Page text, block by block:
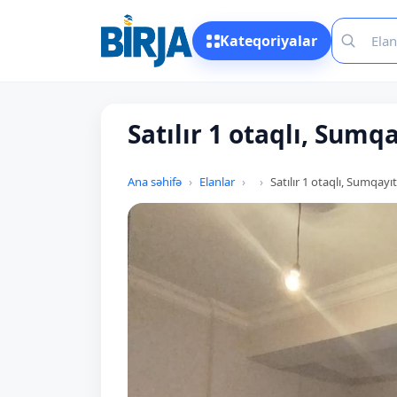
Kateqoriyalar
Satılır 1 otaqlı,
Ana səhifə Elanlar Satılır 1 otaqlı,